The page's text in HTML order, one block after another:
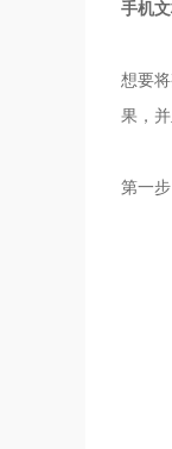
手机
想要
果，
第一